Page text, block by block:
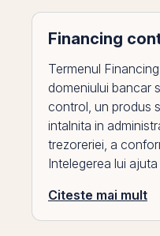
Financing
Termenul
domeniului bancar
control, un produs
intalnita in
trezoreriei, a
Intelegerea lui ajuta
Citeste mai mult